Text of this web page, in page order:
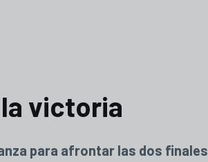
victoria
para afrontar las dos finales